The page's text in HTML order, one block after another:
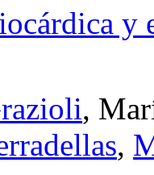
y
,
,